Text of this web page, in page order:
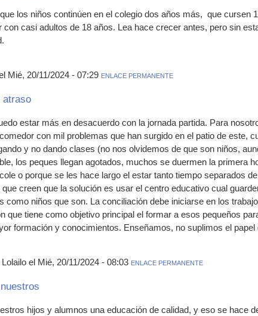
los niños continúen en el colegio dos años más, que cursen
con casi adultos de 18 años. Lea hace crecer antes, pero sin
Mié, 20/11/2024 - 07:29 ENLACE PERMANENTE
atraso
estar más en desacuerdo con la jornada partida. Para
con mil problemas que han surgido en el patio de este,
y no dando clases (no nos olvidemos de que son niños,
los peques llegan agotados, muchos se duermen la primera
o porque se les hace largo el estar tanto tiempo separados
creen que la solución es usar el centro educativo cual
como niños que son. La conciliación debe iniciarse en los
que tiene como objetivo principal el formar a esos pequeños
formación y conocimientos. Enseñamos, no suplimos el papel
el Mié, 20/11/2024 - 08:03 ENLACE PERMANENTE
hijos y alumnos una educación de calidad, y eso se hace